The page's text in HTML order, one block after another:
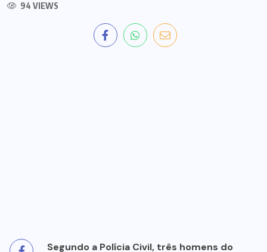
94 VIEWS
Segundo a Polícia Civil, três homens do